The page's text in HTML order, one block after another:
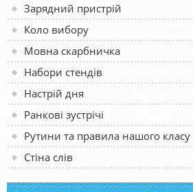
Зарядний пристрій
Коло вибору
Мовна скарбничка
Набори стендів
Настрій дня
Ранкові зустрічі
Рутини та правила нашого класу
Стіна слів